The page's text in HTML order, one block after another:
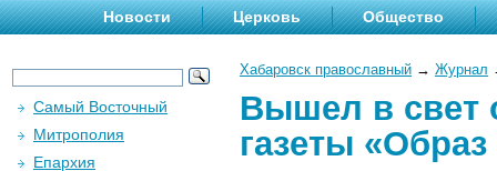
Новости Церковь Общество
Хабаровск православный → Журнал
Вышел в свет
газеты
Самый Восточный
Митрополия
Епархия